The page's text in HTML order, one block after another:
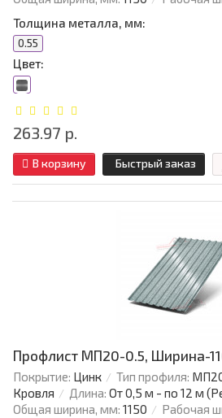
Толщина металла, мм:
0.55
Цвет:
263.97 р.
В корзину Быстрый заказ
Профлист МП20-0.5, Ширина-
Покрытие: Цинк Тип профиля:
Кровля
Длина: От 0,5 м - по 12 м
Общая ширина, мм: 1150 Рабочая